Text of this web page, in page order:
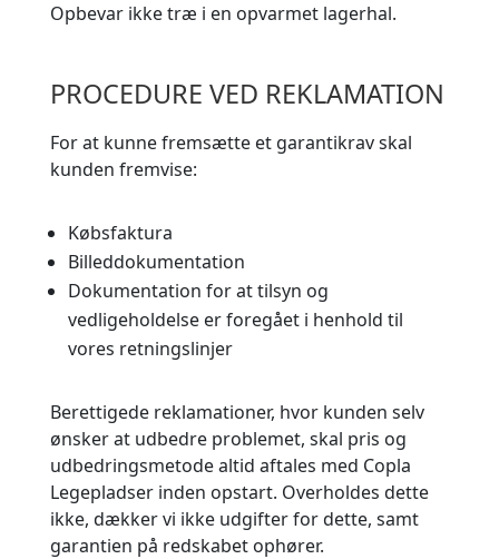
Opbevar ikke træ i en opvarmet lagerhal.
PROCEDURE VED REKLAMATION
For at kunne fremsætte et garantikrav skal
kunden fremvise:
Købsfaktura
Billeddokumentation
Dokumentation for at tilsyn og
vedligeholdelse er foregået i henhold til
vores retningslinjer
Berettigede reklamationer, hvor kunden selv
ønsker at udbedre problemet, skal pris og
udbedringsmetode altid aftales med Copla
Legepladser inden opstart. Overholdes dette
ikke, dækker vi ikke udgifter for dette, samt
garantien på redskabet ophører.